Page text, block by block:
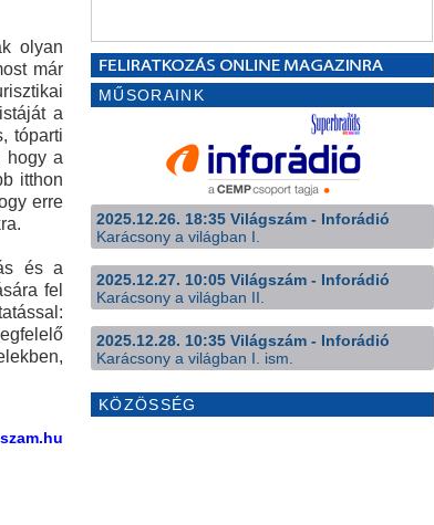
olyan
már
a
tóparti
hogy a
itthon
erre
és a
fel
MŰSORAINK
2025.12.26. 18:35 Világszám - Inforádió
Karácsony a világban I.
2025.12.27. 10:05 Világszám - Inforádió
Karácsony a világban II.
2025.12.28. 10:35 Világszám - Inforádió
Karácsony a világban I. ism.
KÖZÖSSÉG